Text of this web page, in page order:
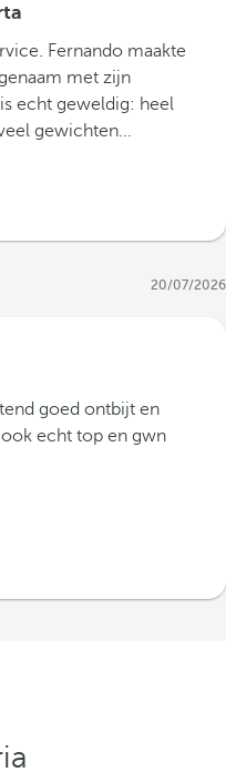
Fernando maakte
met zijn
echt geweldig: heel
gewichten...
20/07/2026
goed ontbijt en
echt top en gwn